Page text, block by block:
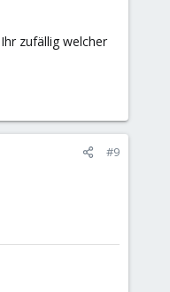
zufällig welcher
#9